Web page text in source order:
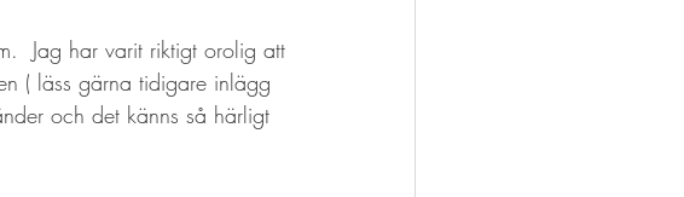
Jag har varit riktigt orolig att
( läss gärna tidigare inlägg
och det känns så härligt